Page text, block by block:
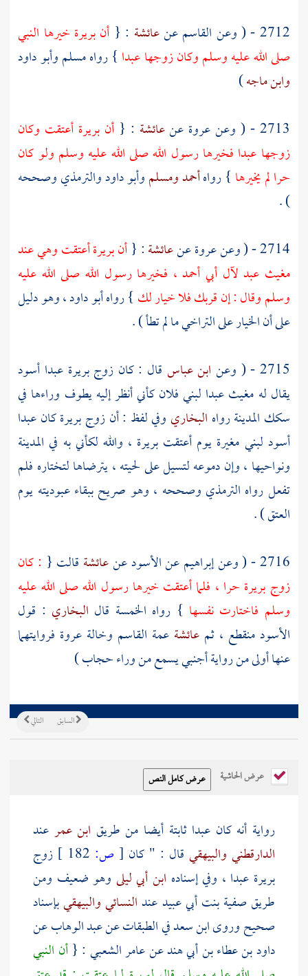
2712 - ( وعن
القاسمعنعائشة : { أنبريرة خيرها النبي
صلى الله عليه وسلم وكان زوجها عبدا } رواه مسلموأبو داود
وابن ماجه)
2713 - ( وعن
عروة عنعائشة : {أن بريرة أعتقت وكان
زوجها عبدا فخيرها رسول الله صلى الله عليه وسلم ولو كان
حرا لم يخيرها } رواهأحمدومسلموأبو داودوالترمذي وصححه
) .
2714 - ( وعن
عروةعنعائشة: {أنبريرةأعتقت وهي عند
مغيث عبد لآلأبي أحمد ، فخيرها رسول الله صلى الله عليه
وسلم وقال : إن قربك فلا خيار لك } رواهأبو داود، وهو دليل
على أن الخيار على التراخي ما لم تطأ ) .
2715 - ( وعن
ابن عباس قال : كان زوجبريرةعبدا أسود
يقال له مغيثعبدا لبني فلان كأني أنظر إليه يطوف وراءها في
سكك المدينةرواه البخاري وفي لفظ : أن زوجبريرةكان عبدا
أسود لبني مغيرة يوم أعتقت بريرة ، والله لكأني به في المدينة
ونواحيها ، وإن دموعه لتسيل على لحيته ، يترضاها لتختاره فلم
تفعل رواه الترمذي وصححه ، وهو صريح ببقاء عبوديته يوم
العتق ) .
2716 - ( وعن
إبراهيمعنالأسودعنعائشة قالت { : كان
زوج بريرة حرا ، فلما أعتقت خيرها رسول الله صلى الله عليه
وسلم فاختارت نفسها } رواه الخمسة قال البخاري : قول
الأسودمنقطع ، ثمعائشة عمة القاسم وخالة عروة فروايتهما
عنها أولى من رواية أجنبي يسمع من وراء حجاب )
التالي السابق
عرض الحاشية
رواية أنه كان عبدا ثابتة أيضا من طريق ابن عمر عند
الدارقطني والبيهقي قال : " كان [ ص:
زوج
بريرة عبدا ، وفي إسناده ابن أبي ليلى وهو ضعيف ومن
طريقصفية بنت أبي عبيدعندالنسائيوالبيهقيبإسناد
صحيح وروىابن سعدفي الطبقات عنعبد الوهابعن
داود بن عطاء بن أبي هندعنعامر الشعبي : {أن النبي